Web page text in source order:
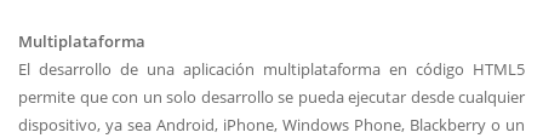
Multiplataforma
El desarrollo de una aplicación multiplataforma en código HTML5
permite que con un solo desarrollo se pueda ejecutar desde cualquier
dispositivo, ya sea Android, iPhone, Windows Phone, Blackberry o un